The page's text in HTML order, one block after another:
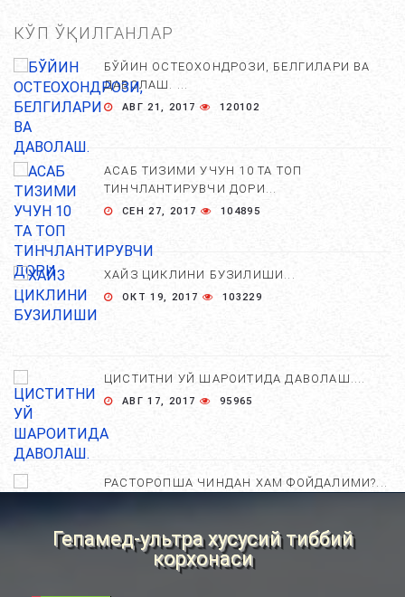
КЎП ЎҚИЛГАНЛАР
БЎЙИН ОСТЕОХОНДРОЗИ, БЕЛГИЛАРИ ВА
ДАВОЛАШ. ...
АВГ 21, 2017 120102
АСАБ ТИЗИМИ УЧУН 10 ТА ТОП
ТИНЧЛАНТИРУВЧИ ДОРИ...
СЕН 27, 2017 104895
ХАЙЗ ЦИКЛИНИ БУЗИЛИШИ...
ОКТ 19, 2017 103229
ЦИСТИТНИ УЙ ШАРОИТИДА ДАВОЛАШ....
АВГ 17, 2017 95965
РАСТОРОПША ЧИНДАН ХАМ ФОЙДАЛИМИ?...
Гепамед-ультра хусусий тиббий
корхонаси